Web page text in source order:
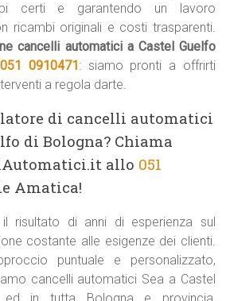
certi e garantendo un lavoro
ricambi originali e costi trasparenti.
cancelli automatici a Castel Guelfo
051 0910471: siamo pronti a offrirti
a regola darte.
di cancelli automatici
di Bologna? Chiama
allo 051
Amatica!
risultato di anni di esperienza sul
costante alle esigenze dei clienti.
puntuale e personalizzato,
cancelli automatici Sea a Castel